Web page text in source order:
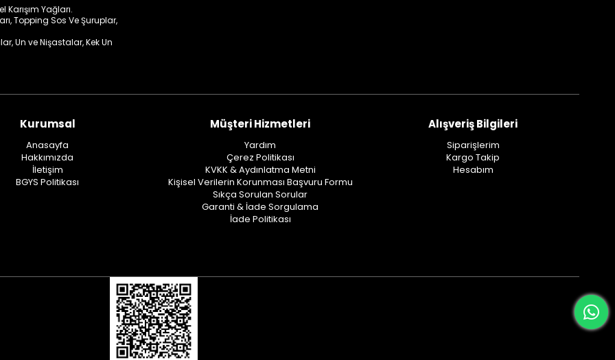
Karışım Yağları.
Topping Sos Ve Şuruplar,
Un ve Nişastalar, Kek Un
Kurumsal
Anasayfa
Hakkımızda
İletişim
BGYS Politikası
Müşteri Hizmetleri
Yardım
Çerez Politikası
KVKK & Aydınlatma Metni
Kişisel Verilerin Korunması Başvuru Formu
Sıkça Sorulan Sorular
Garanti & İade Sorgulama
İade Politikası
Alışveriş Bilgileri
Siparişlerim
Kargo Takip
Hesabım